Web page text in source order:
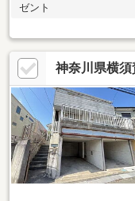
ゼント
神奈川県横